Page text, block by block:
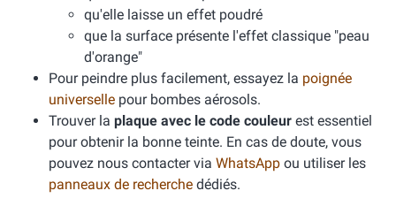
qu'elle laisse un effet poudré
que la surface présente l'effet classique "peau
d'orange"
Pour peindre plus facilement, essayez la poignée
universelle pour bombes aérosols.
Trouver la plaque avec le code couleur est essentiel
pour obtenir la bonne teinte. En cas de doute, vous
pouvez nous contacter via WhatsApp ou utiliser les
panneaux de recherche dédiés.